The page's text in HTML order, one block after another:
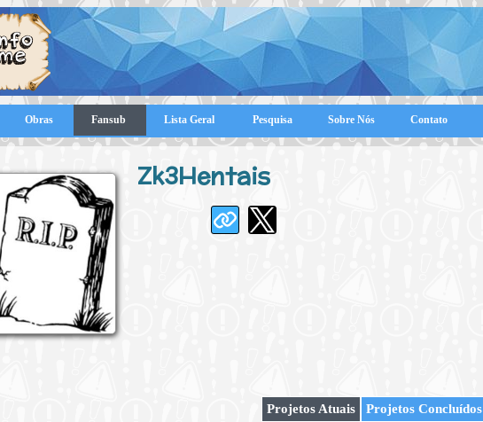
Obras Fansub Lista Geral Pesquisa Sobre Nós Contato
Zk3Hentais
Projetos Atuais Projetos Concluídos